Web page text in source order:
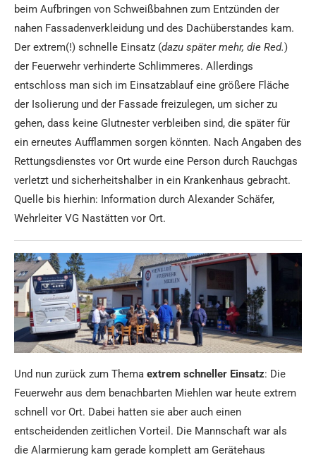
beim Aufbringen von Schweißbahnen zum Entzünden der
nahen Fassadenverkleidung und des Dachüberstandes kam.
Der extrem(!) schnelle Einsatz (dazu später mehr, die Red.)
der Feuerwehr verhinderte Schlimmeres. Allerdings
entschloss man sich im Einsatzablauf eine größere Fläche
der Isolierung und der Fassade freizulegen, um sicher zu
gehen, dass keine Glutnester verbleiben sind, die später für
ein erneutes Aufflammen sorgen könnten. Nach Angaben des
Rettungsdienstes vor Ort wurde eine Person durch Rauchgas
verletzt und sicherheitshalber in ein Krankenhaus gebracht.
Quelle bis hierhin: Information durch Alexander Schäfer,
Wehrleiter VG Nastätten vor Ort.
Und nun zurück zum Thema extrem schneller Einsatz: Die
Feuerwehr aus dem benachbarten Miehlen war heute extrem
schnell vor Ort. Dabei hatten sie aber auch einen
entscheidenden zeitlichen Vorteil. Die Mannschaft war als
die Alarmierung kam gerade komplett am Gerätehaus